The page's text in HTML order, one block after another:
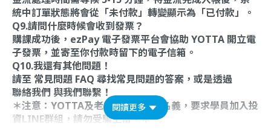
統中訂單狀態將會從「未付款」轉變顯示為「已付款」。
Q9.請問什麼時候會收到發票？
購課成功後，ezPay 電子發票平台會協助 YOTTA 開立電
子發票，並寄至你付款時留下的電子信箱。
Q10.我還有其他問題！
請至 常見問題 FAQ 尋找常見問題的答案，或是透過
聯絡我們 與我們聯繫！
＊注意：YOTTA及老師不會以課程名義，要求學員加入投
資LINE群組，請勿受騙上當。＊
閱讀更多